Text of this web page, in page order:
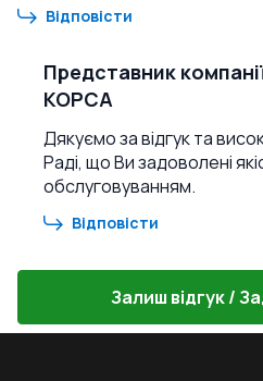
Відповісти
Представник
КОРСА
Дякуємо за відгук та
Раді, що Ви задоволені
обслуговуванням.
Відповісти
Залиш відгук /